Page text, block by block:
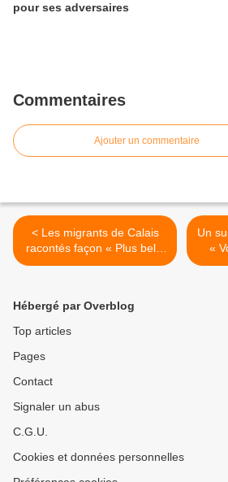
pour ses adversaires
Commentaires
Ajouter un commentaire
< Les migrants de Calais
racontés façon « Plus belle
la vie » par Yann Moix
Un
«
Hébergé par Overblog
Top articles
Pages
Contact
Signaler un abus
C.G.U.
Cookies et données personnelles